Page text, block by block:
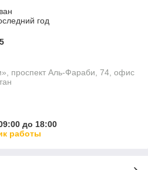
год
проспект Аль-Фараби, 74, офис
до 18:00
работы